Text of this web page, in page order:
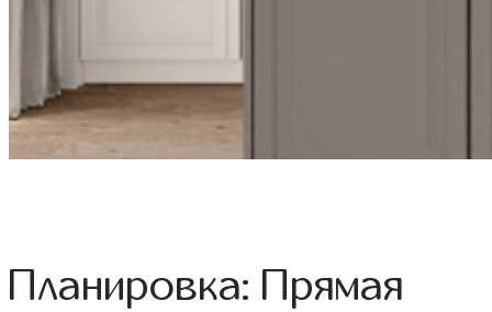
Планировка: Прямая